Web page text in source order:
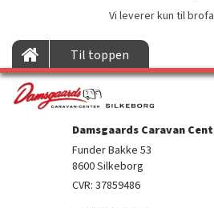
Vi leverer kun til
Til toppen
Damsgaards Caravan
Funder Bakke 53
8600 Silkeborg
CVR: 37859486